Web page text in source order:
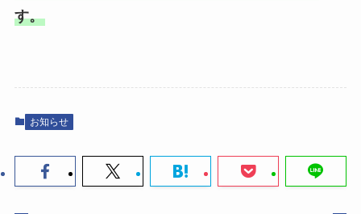
す。
お知らせ